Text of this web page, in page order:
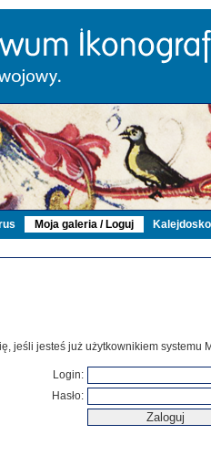
Moja galeria / Loguj
jeśli jesteś już użytkownikiem systemu
Login:
Hasło: